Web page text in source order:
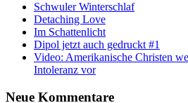
Schwuler Winterschlaf
Detaching Love
Im Schattenlicht
Dipol jetzt auch gedruckt #1
Video: Amerikanische Christen
Intoleranz vor
Neue Kommentare